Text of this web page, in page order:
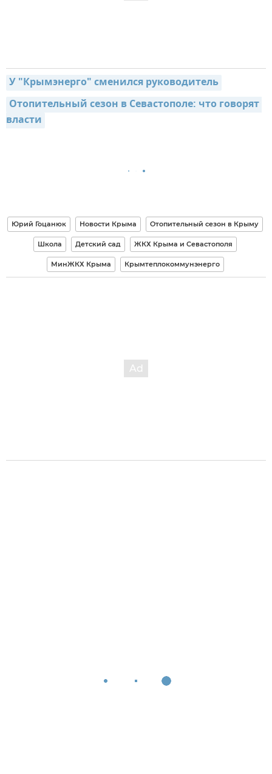
У "Крымэнерго" сменился руководитель
Отопительный сезон в Севастополе: что говорят
власти
Юрий Гоцанюк Новости Крыма Отопительный сезон в Крыму
Школа Детский сад ЖКХ Крыма и Севастополя
МинЖКХ Крыма Крымтеплокоммунэнерго